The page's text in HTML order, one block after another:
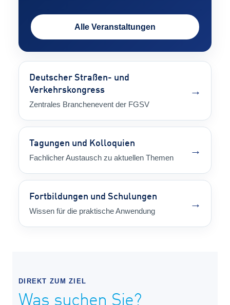
Alle Veranstaltungen
Deutscher Straßen- und
Verkehrskongress
Zentrales Branchenevent der FGSV
→
Tagungen und Kolloquien
Fachlicher Austausch zu aktuellen Themen
→
Fortbildungen und Schulungen
Wissen für die praktische Anwendung
→
DIREKT ZUM ZIEL
Was suchen Sie?